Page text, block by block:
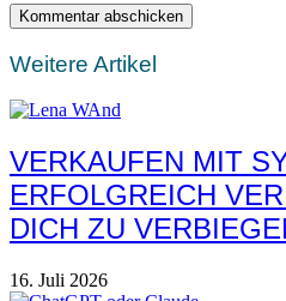
Weitere Artikel
VERKAUFEN MIT
ERFOLGREICH
DICH ZU
16. Juli 2026